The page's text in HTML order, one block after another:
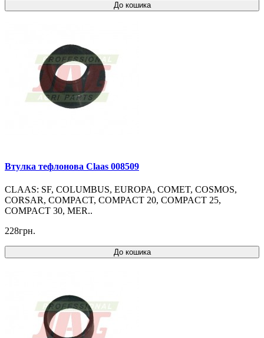
До кошика
Втулка тефлонова Claas 008509
CLAAS: SF, COLUMBUS, EUROPA, COMET, COSMOS,
CORSAR, COMPACT, COMPACT 20, COMPACT 25,
COMPACT 30, MER..
228грн.
До кошика